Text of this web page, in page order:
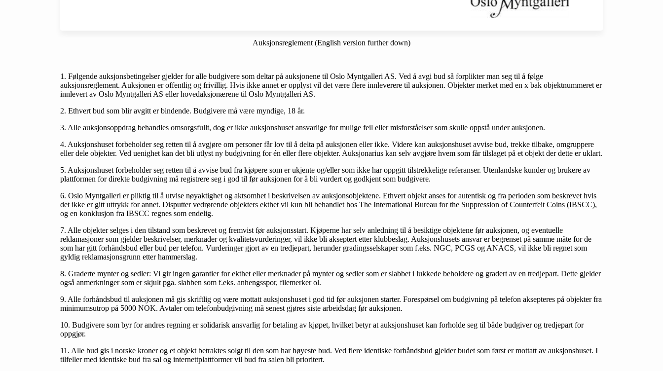
Auksjonsreglement (English version further down)
1. Følgende auksjonsbetingelser gjelder for alle budgivere som deltar på auksjonene til Oslo Myntgalleri AS. Ved å avgi bud så forplikter man seg til å følge
auksjonsreglement. Auksjonen er offentlig og frivillig. Hvis ikke annet er opplyst vil det være flere innleverere til auksjonen. Objekter merket med en x bak objektnummeret er
innlevert av Oslo Myntgalleri AS eller hovedaksjonærene til Oslo Myntgalleri AS.
2. Ethvert bud som blir avgitt er bindende. Budgivere må være myndige, 18 år.
3. Alle auksjonsoppdrag behandles omsorgsfullt, dog er ikke auksjonshuset ansvarlige for mulige feil eller misforståelser som skulle oppstå under auksjonen.
4. Auksjonshuset forbeholder seg retten til å avgjøre om personer får lov til å delta på auksjonen eller ikke. Videre kan auksjonshuset avvise bud, trekke tilbake, omgruppere
eller dele objekter. Ved uenighet kan det bli utlyst ny budgivning for én eller flere objekter. Auksjonarius kan selv avgjøre hvem som får tilslaget på et objekt der dette er uklart.
5. Auksjonshuset forbeholder seg retten til å avvise bud fra kjøpere som er ukjente og/eller som ikke har oppgitt tilstrekkelige referanser. Utenlandske kunder og brukere av
plattformen for direkte budgivning må registrere seg i god til før auksjonen for å bli vurdert og godkjent som budgivere.
6. Oslo Myntgalleri er pliktig til å utvise nøyaktighet og aktsomhet i beskrivelsen av auksjonsobjektene. Ethvert objekt anses for autentisk og fra perioden som beskrevet hvis
det ikke er gitt uttrykk for annet. Disputter vedrørende objekters ekthet vil kun bli behandlet hos The International Bureau for the Suppression of Counterfeit Coins (IBSCC),
og en konklusjon fra IBSCC regnes som endelig.
7. Alle objekter selges i den tilstand som beskrevet og fremvist før auksjonsstart. Kjøperne har selv anledning til å besiktige objektene før auksjonen, og eventuelle
reklamasjoner som gjelder beskrivelser, merknader og kvalitetsvurderinger, vil ikke bli akseptert etter klubbeslag. Auksjonshusets ansvar er begrenset på samme måte for de
som har gitt forhåndsbud eller bud per telefon. Vurderinger gjort av en tredjepart, herunder gradingsselskaper som f.eks. NGC, PCGS og ANACS, vil ikke bli regnet som
gyldig reklamasjonsgrunn etter hammerslag.
8. Graderte mynter og sedler: Vi gir ingen garantier for ekthet eller merknader på mynter og sedler som er slabbet i lukkede beholdere og gradert av en tredjepart. Dette gjelder
også anmerkninger som er skjult pga. slabben som f.eks. anhengsspor, filemerker ol.
9. Alle forhåndsbud til auksjonen må gis skriftlig og være mottatt auksjonshuset i god tid før auksjonen starter. Forespørsel om budgivning på telefon aksepteres på objekter fra
minimumsutrop på 5000 NOK. Avtaler om telefonbud­givning må senest gjøres siste arbeidsdag før auksjonen.
10. Budgivere som byr for andres regning er solidarisk ansvarlig for betaling av kjøpet, hvilket betyr at auksjonshuset kan forholde seg til både budgiver og tredjepart for
oppgjør.
11. Alle bud gis i norske kroner og et objekt betraktes solgt til den som har høyeste bud. Ved flere identiske forhåndsbud gjelder budet som først er mottatt av auksjonshuset. I
tilfeller med identiske bud fra sal og internettplattformer vil bud fra salen bli prioritert.